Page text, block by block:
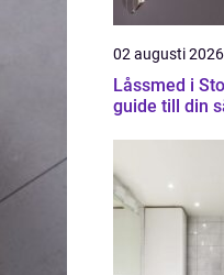
02 augusti 2026
Låssmed i
guide till din